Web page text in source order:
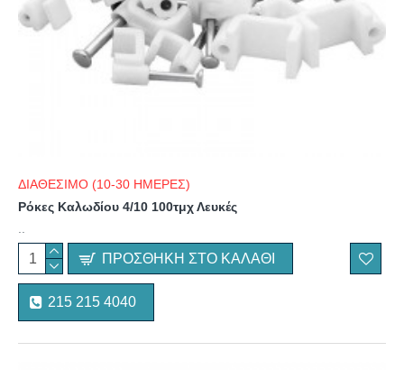
ΔΙΑΘΕΣΙΜΟ (10-30 ΗΜΕΡΕΣ)
Ρόκες Καλωδίου 4/10 100τμχ Λευκές
ΠΡΟΣΘΉΚΗ ΣΤΟ ΚΑΛΆΘΙ
215 215 4040